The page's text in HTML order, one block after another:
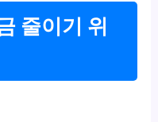
줄이기 위